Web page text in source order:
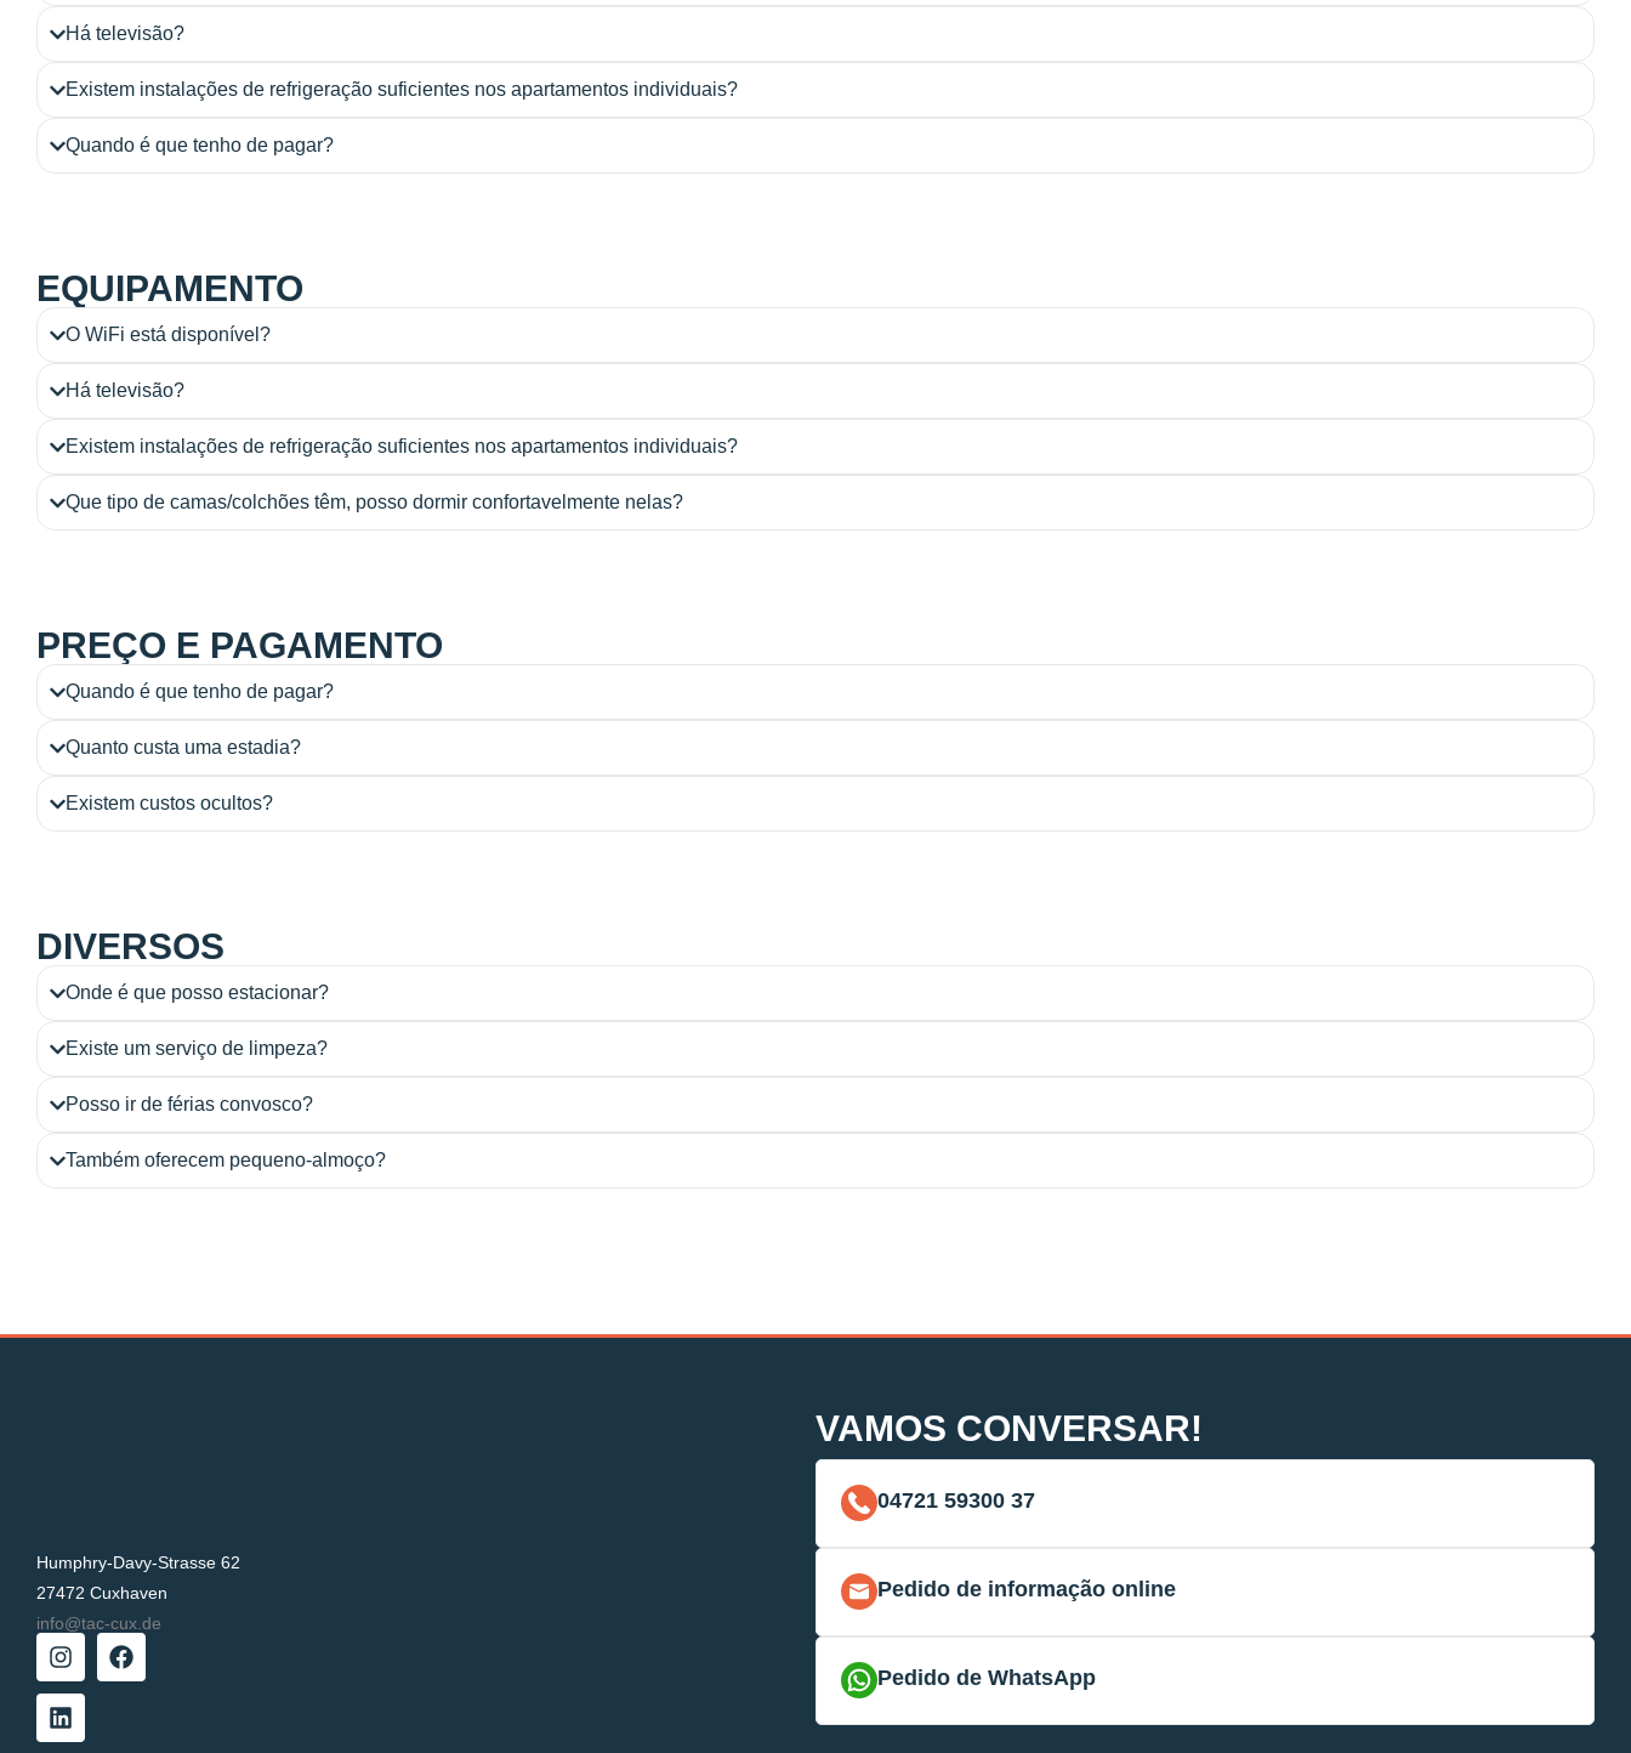
Há televisão?
Existem instalações de refrigeração suficientes nos apartamentos individuais?
Quando é que tenho de pagar?
EQUIPAMENTO
O WiFi está disponível?
Há televisão?
Existem instalações de refrigeração suficientes nos apartamentos individuais?
Que tipo de camas/colchões têm, posso dormir confortavelmente nelas?
PREÇO E PAGAMENTO
Quando é que tenho de pagar?
Quanto custa uma estadia?
Existem custos ocultos?
DIVERSOS
Onde é que posso estacionar?
Existe um serviço de limpeza?
Posso ir de férias convosco?
Também oferecem pequeno-almoço?
Humphry-Davy-Strasse 62
27472 Cuxhaven
info@tac-cux.de
VAMOS CONVERSAR!
04721 59300 37
Pedido de informação online
Pedido de WhatsApp